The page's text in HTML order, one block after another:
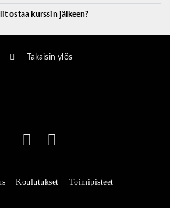
ostaa kurssin jälkeen?
Takaisin ylös
Koulutukset Toimipisteet